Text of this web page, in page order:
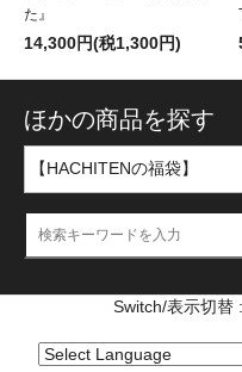
た』
14,300円(税1,300円)
ほかの商品を探す
Switch/表示切替 :